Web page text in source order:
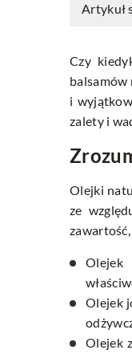
Artykuł
Czy
balsamów
i
zalety i
Olejki
ze
Olejek
Olejek
Olejek